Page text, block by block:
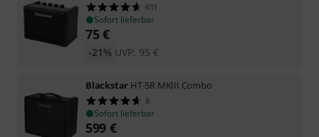
611
Sofort lieferbar
75€
UVP: 95 €
-21%
Blackstar HT-5R MKIII Combo
8
Sofort lieferbar
599 €